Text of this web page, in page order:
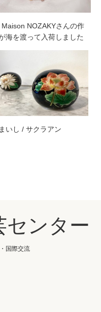
Maison NOZAKYさんの作
海を渡って入荷しました
いし / サクラアン
センター
国際交流